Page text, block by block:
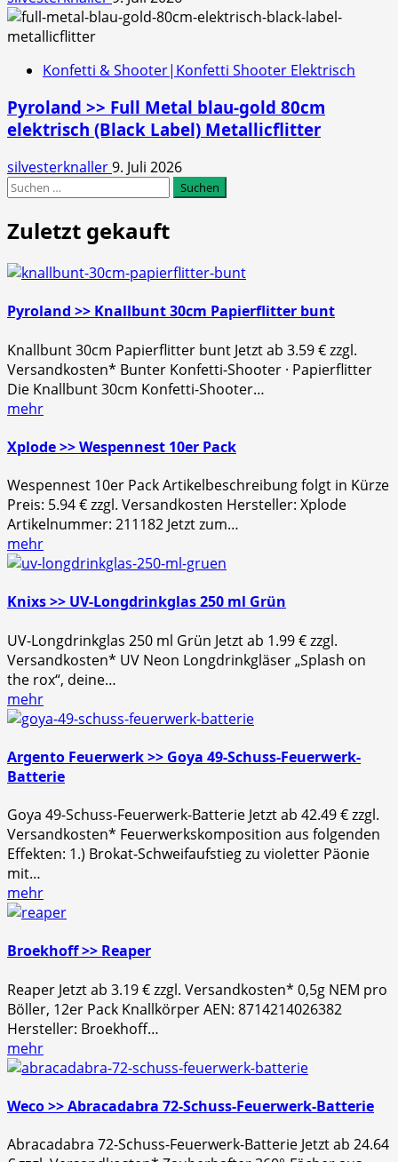
Konfetti & Shooter|Konfetti Shooter Elektrisch
Pyroland >> Full Metal blau-gold 80cm
elektrisch (Black Label) Metallicflitter
silvesterknaller9. Juli 2026
Suchen
Zuletzt gekauft
Pyroland >> Knallbunt 30cm Papierflitter bunt
Knallbunt 30cm Papierflitter bunt Jetzt ab 3.59 € zzgl.
Versandkosten* Bunter Konfetti‑Shooter · Papierflitter
Die Knallbunt 30cm Konfetti‑Shooter…
mehr
Xplode >> Wespennest 10er Pack
Wespennest 10er Pack Artikelbeschreibung folgt in Kürze
Preis: 5.94 € zzgl. Versandkosten Hersteller: Xplode
Artikelnummer: 211182 Jetzt zum…
mehr
Knixs >> UV-Longdrinkglas 250 ml Grün
UV-Longdrinkglas 250 ml Grün Jetzt ab 1.99 € zzgl.
Versandkosten* UV Neon Longdrinkgläser „Splash on
the rox“, deine…
mehr
Argento Feuerwerk >> Goya 49-Schuss-Feuerwerk-
Batterie
Goya 49-Schuss-Feuerwerk-Batterie Jetzt ab 42.49 € zzgl.
Versandkosten* Feuerwerkskomposition aus folgenden
Effekten: 1.) Brokat-Schweifaufstieg zu violetter Päonie
mit…
mehr
Broekhoff >> Reaper
Reaper Jetzt ab 3.19 € zzgl. Versandkosten* 0,5g NEM pro
Böller, 12er Pack Knallkörper AEN: 8714214026382
Hersteller: Broekhoff…
mehr
Weco >> Abracadabra 72-Schuss-Feuerwerk-Batterie
Abracadabra 72-Schuss-Feuerwerk-Batterie Jetzt ab 24.64